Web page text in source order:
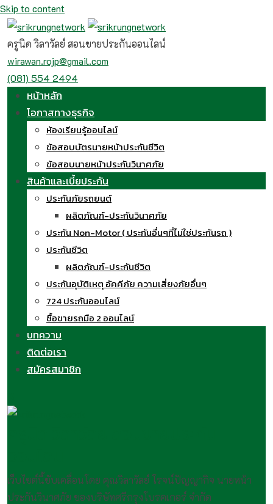
Skip to content
ครูนิด วิลาวัลย์ สอนขายประกันออนไลน์
wirawan.rojp@gmail.com
(081) 554 2494
หน้าหลัก
โอกาสทางธุรกิจ
ห้องเรียนรู้ออนไลน์
ข้อสอบบัตรนายหน้าประกันชีวิต
ข้อสอบนายหน้าประกันวินาศภัย
สินค้าและเบี้ยประกัน
ประกันภัยรถยนต์
ผลิตภัณฑ์-ประกันวินาศภัย
ประกัน Non-Motor ( ประกันอื่นๆที่ไม่ใช่ประกันรถ )
ประกันชีวิต
ผลิตภัณฑ์-ประกันชีวิต
ประกันอุบัติเหตุ อัคคีภัย ความเสี่ยงภัยอื่นๆ
724 ประกันออนไลน์
ซื้อขายรถมือ 2 ออนไลน์
บทความ
ติดต่อเรา
สมัครสมาชิก
เว็บไซต์นี้ขับเคลื่อนโดย คุณวิลาวัลย์ โรจน์ปัญญากิจ นายหน้า
ประกันวินาศภัย ของบริษัทศรีกรุงโบรคเกอร์ จำกัด